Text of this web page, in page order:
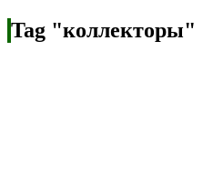
Tag "коллекторы"